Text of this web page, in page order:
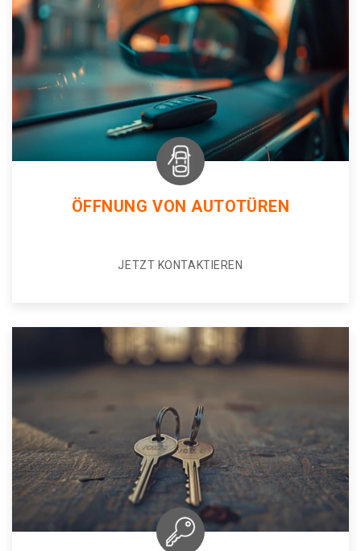
ÖFFNUNG VON AUTOTÜREN
JETZT KONTAKTIEREN